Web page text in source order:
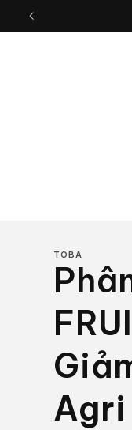
đến nội
dung
TOBA
Agri